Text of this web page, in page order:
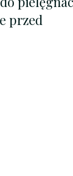
przed